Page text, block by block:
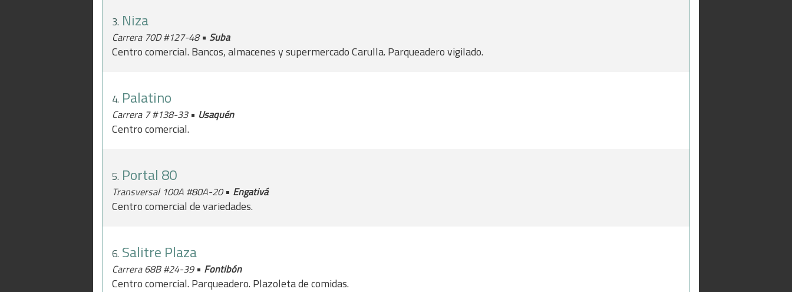
3. Niza
Carrera 70D #127-48• Suba
Centro comercial. Bancos, almacenes y supermercado Carulla. Parqueadero vigilado.
4. Palatino
Carrera 7 #138-33 • Usaquén
Centro comercial.
5. Portal 80
Transversal 100A #80A-20 • Engativá
Centro comercial de variedades.
6. Salitre Plaza
Carrera 68B #24-39 • Fontibón
Centro comercial. Parqueadero. Plazoleta de comidas.